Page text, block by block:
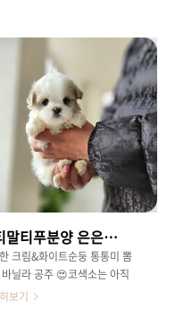
어요머리에 하트모양 흰털과
슴,발끝에약간의 흰색 털 포인
가지고 있는 말티푸 양갱이쪼꼬
만 ..단짝친구는 골든두들 라구
둘이 노는 모습보면기여워서
을 웃게되네요 ㅎㅎ어딜가도 금
응할 성격!첫째라면 첫째인데로
를 보여줄거고둘째로 간다면첫
바로 잘 놀거같은 .. 😁😁😁앉
머리 빼꼼 내밀고쳐다보는 모습
동이며얼굴까지도 너무나 러
답니다 😊하트무늬 정수리 ..
사료 오독오독 씹어먹으면서
태 이상 무!!씩씩하게 적응하
양갱이의 엄마 아빠 기다리구
😊
파티말티푸분양 은은한크림&화이트 바닐라
크림&화이트순둥 통통미 뽐
닐라 공주 😍코색소는 아직
올라왔찌만모두 까맣게 올라
보기